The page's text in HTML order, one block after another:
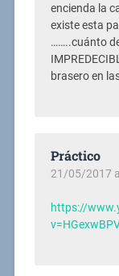
encienda la
existe esta
……..cuánto
brasero en
Práctico
21/05/2017
https://